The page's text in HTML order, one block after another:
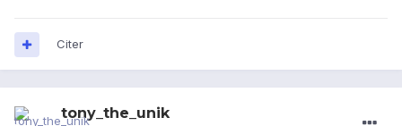
Citer
tony_the_unik